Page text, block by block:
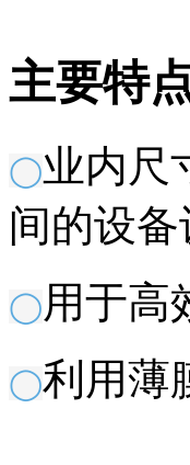
主要特
◯业内尺
间的设备
◯用于高
◯利用薄